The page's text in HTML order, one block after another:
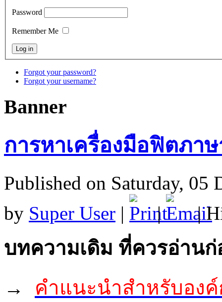
Password
Remember Me
Forgot your password?
Forgot your username?
Banner
การหาเครื่องมือฟิตภา
Published on Saturday, 05
by Super User | | |
บทความเดิม ที่ควรอ่าน
→ คำแนะนำสำหรับอง